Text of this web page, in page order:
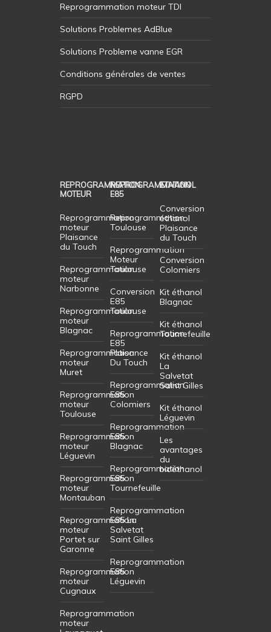
Reprogrammation moteur TDI
Solutions Problemes AdBlue
Solutions Probleme vanne EGR
Conditions générales de ventes
RGPD
REPROGRAMMATION
MOTEUR
Reprogrammation
moteur
Plaisance
du Touch
Reprogrammation
moteur
Narbonne
Reprogrammation
moteur
Blagnac
Reprogrammation
moteur
Muret
Reprogrammation
moteur
Toulouse
Reprogrammation
moteur
Léguevin
Reprogrammation
moteur
Montauban
Reprogrammation
moteur
Portet sur
Garonne
Reprogrammation
moteur
Cugnaux
Reprogrammation
moteur
REPROGRAMMATION
E85
Reprogrammation
Toulouse
Reprogrammation
Moteur
Toulouse
Conversion
E85
Toulouse
Reprogrammation
E85
Plaisance
Du Touch
Reprogrammation
E85
Colomiers
Reprogrammation
E85
Blagnac
Reprogrammation
E85
Tournefeuille
Reprogrammation
E85 La
Salvetat
Saint Gilles
Reprogrammation
E85
Léguevin
ETHANOL
Conversion
éthanol
Plaisance
du Touch
Conversion
Colomiers
Kit éthanol
Blagnac
Kit éthanol
Tournefeuille
Kit éthanol
La
Salvetat
Saint Gilles
Kit éthanol
Léguevin
Les
avantages
du
bioéthanol